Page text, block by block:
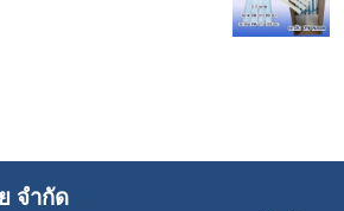
จำกัด